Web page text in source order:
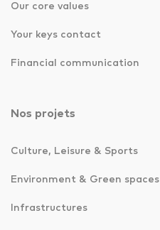
Our core values
Your keys contact
Financial communication
Nos projets
Culture, Leisure & Sports
Environment & Green spaces
Infrastructures